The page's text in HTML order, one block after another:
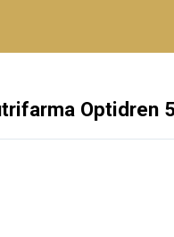
Optidren